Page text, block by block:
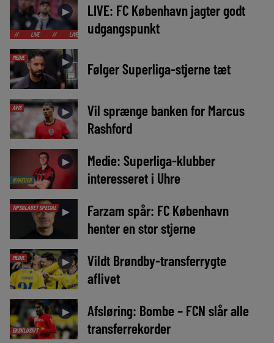
►
// LIVE LIVE // LIVE // LIVE
LIVE: FC København jagter godt
udgangspunkt
MEDIE ► Følger Superliga-stjerne tæt
AVIS ►
Vil sprænge banken for Marcus
Rashford
NYHEDER
►
Medie: Superliga-klubber
interesseret i Uhre
TIPSBLADET SPECIAL ►
Farzam spår: FC København
henter en stor stjerne
MEDIE ►
Vildt Brøndby-transferrygte
aflivet
EKSKLUSIVT
►
Afsløring: Bombe – FCN slår alle
transferrekorder